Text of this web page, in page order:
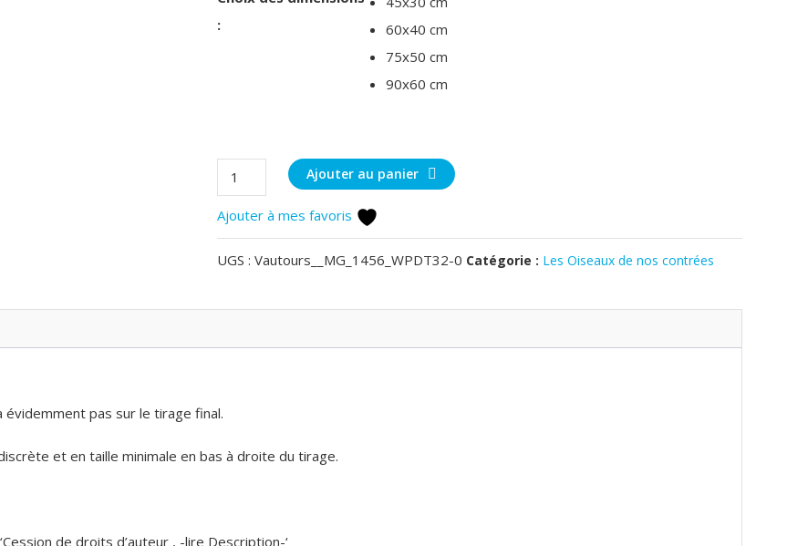
:
60x40 cm
75x50 cm
90x60 cm
quantité
de
Vautour
fauve
Ajouter au panier
Ajouter à mes favoris
UGS : Vautours__MG_1456_WPDT32-0 Catégorie : Les Oiseaux de nos contrées
évidemment pas sur le tirage final.
et en taille minimale en bas à droite du tirage.
de droits d’auteur , -lire Description-‘